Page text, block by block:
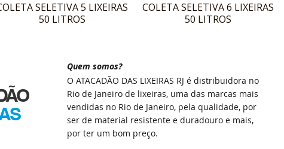
SELETIVA 5 LIXEIRAS
50 LITROS
COLETA SELETIVA 6 LIXEIRAS
50 LITROS
Quem somos?
O ATACADÃO DAS LIXEIRAS RJ é distribuidora no
Rio de Janeiro de lixeiras, uma das marcas mais
vendidas no Rio de Janeiro, pela qualidade, por
ser de material resistente e duradouro e mais,
por ter um bom preço.